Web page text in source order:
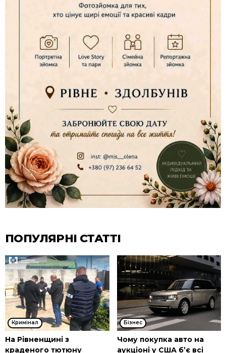
ПОПУЛЯРНІ СТАТТІ
Кримінал
На Рівненщині з
краденого тютюну
Бізнес
Чому покупка авто на
аукціоні у США б’є всі